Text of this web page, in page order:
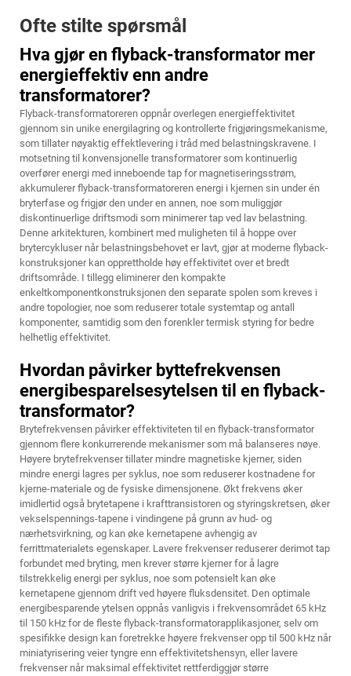
Ofte stilte spørsmål
Hva gjør en flyback-transformator mer
energieffektiv enn andre
transformatorer?
Flyback-transformatoreren oppnår overlegen energieffektivitet
gjennom sin unike energilagring og kontrollerte frigjøringsmekanisme,
som tillater nøyaktig effektlevering i tråd med belastningskravene. I
motsetning til konvensjonelle transformatorer som kontinuerlig
overfører energi med inneboende tap for magnetiseringsstrøm,
akkumulerer flyback-transformatoreren energi i kjernen sin under én
bryterfase og frigjør den under en annen, noe som muliggjør
diskontinuerlige driftsmodi som minimerer tap ved lav belastning.
Denne arkitekturen, kombinert med muligheten til å hoppe over
brytercykluser når belastningsbehovet er lavt, gjør at moderne flyback-
konstruksjoner kan opprettholde høy effektivitet over et bredt
driftsområde. I tillegg eliminerer den kompakte
enkeltkomponentkonstruksjonen den separate spolen som kreves i
andre topologier, noe som reduserer totale systemtap og antall
komponenter, samtidig som den forenkler termisk styring for bedre
helhetlig effektivitet.
Hvordan påvirker byttefrekvensen
energibesparelsesytelsen til en flyback-
transformator?
Brytefrekvensen påvirker effektiviteten til en flyback-transformator
gjennom flere konkurrerende mekanismer som må balanseres nøye.
Høyere brytefrekvenser tillater mindre magnetiske kjerner, siden
mindre energi lagres per syklus, noe som reduserer kostnadene for
kjerne-materiale og de fysiske dimensjonene. Økt frekvens øker
imidlertid også brytetapene i krafttransistoren og styringskretsen, øker
vekselspennings-tapene i vindingene på grunn av hud- og
nærhetsvirkning, og kan øke kernetapene avhengig av
ferrittmaterialets egenskaper. Lavere frekvenser reduserer derimot tap
forbundet med bryting, men krever større kjerner for å lagre
tilstrekkelig energi per syklus, noe som potensielt kan øke
kernetapene gjennom drift ved høyere fluksdensitet. Den optimale
energibesparende ytelsen oppnås vanligvis i frekvensområdet 65 kHz
til 150 kHz for de fleste flyback-transformatorapplikasjoner, selv om
spesifikke design kan foretrekke høyere frekvenser opp til 500 kHz når
miniatyrisering veier tyngre enn effektivitetshensyn, eller lavere
frekvenser når maksimal effektivitet rettferdiggjør større